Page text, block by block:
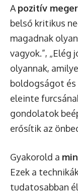
A pozitív
belső kritikus
magadnak
vagyok.”, „Elég
olyannak,
boldogságot
eleinte
gondolatok
erősítik az
Gyakorold a
Ezek a
tudatosabban